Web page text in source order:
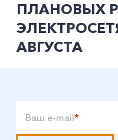
ПЛАНОВЫХ
АВГУСТА
Ваш e-mail*